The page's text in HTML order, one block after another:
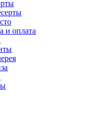
и оплата